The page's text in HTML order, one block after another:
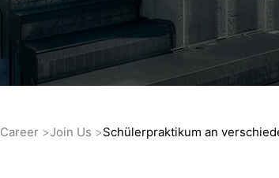
Career Join Us Schülerpraktikum an